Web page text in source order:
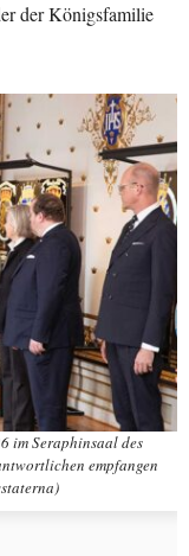
der Königsfamilie
im Seraphinsaal des
empfangen